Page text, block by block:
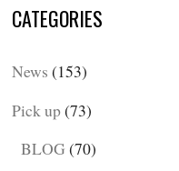
CATEGORIES
News (153)
Pick up(73)
BLOG (70)